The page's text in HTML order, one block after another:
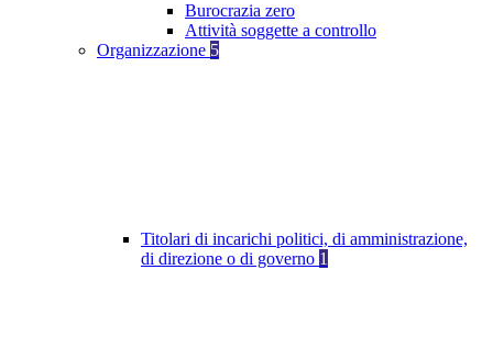
Burocrazia zero
Attività soggette a controllo
Organizzazione 5
Titolari di incarichi politici, di amministrazione,
di direzione o di governo 1